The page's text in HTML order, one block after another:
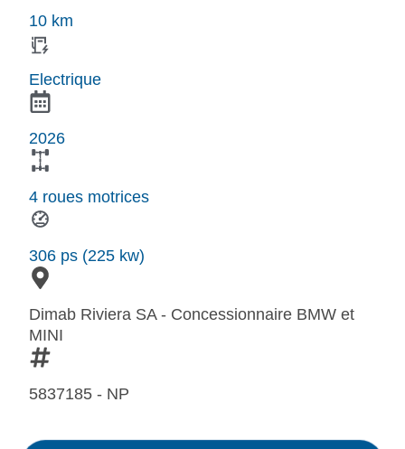
10 km
Electrique
2026
4 roues motrices
306 ps (225 kw)
Dimab Riviera SA - Concessionnaire BMW et
MINI
5837185 - NP